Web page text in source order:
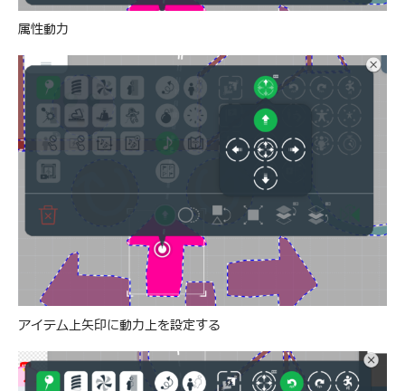
属性動力
アイテム上矢印に動力上を設定する